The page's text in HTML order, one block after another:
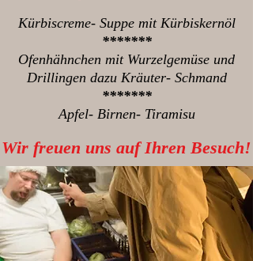
Kürbiscreme- Suppe mit Kürbiskernöl
*******
Ofenhähnchen mit Wurzelgemüse und
Drillingen dazu Kräuter- Schmand
*******
Apfel- Birnen- Tiramisu
Wir freuen uns auf Ihren Besuch!